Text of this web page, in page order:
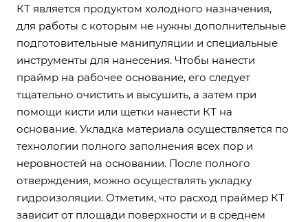
КТ является продуктом холодного назначения,
для работы с которым не нужны дополнительные
подготовительные манипуляции и специальные
инструменты для нанесения. Чтобы нанести
праймр на рабочее основание, его следует
тщательно очистить и высушить, а затем при
помощи кисти или щетки нанести КТ на
основание. Укладка материала осуществляется по
технологии полного заполнения всех пор и
неровностей на основании. После полного
отверждения, можно осуществлять укладку
гидроизоляции. Отметим, что расход праймер КТ
зависит от площади поверхности и в среднем